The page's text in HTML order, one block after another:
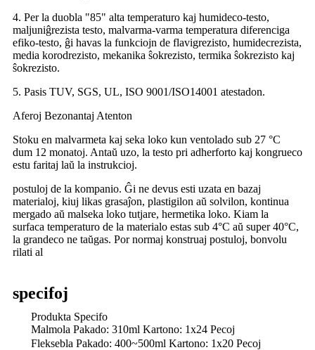
4. Per la duobla "85" alta temperaturo kaj humideco-testo,
maljuniĝrezista testo, malvarma-varma temperatura diferenciga
efiko-testo, ĝi havas la funkciojn de flavigrezisto, humidecrezista,
media korodrezisto, mekanika ŝokrezisto, termika ŝokrezisto kaj
ŝokrezisto.
5. Pasis TUV, SGS, UL, ISO 9001/ISO14001 atestadon.
Aferoj Bezonantaj Atenton
Stoku en malvarmeta kaj seka loko kun ventolado sub 27 °C
dum 12 monatoj. Antaŭ uzo, la testo pri adherforto kaj kongrueco
estu faritaj laŭ la instrukcioj.
postuloj de la kompanio. Ĝi ne devus esti uzata en bazaj
materialoj, kiuj likas grasaĵon, plastigilon aŭ solvilon, kontinua
mergado aŭ malseka loko tutjare, hermetika loko. Kiam la
surfaca temperaturo de la materialo estas sub 4°C aŭ super 40°C,
la grandeco ne taŭgas. Por normaj konstruaj postuloj, bonvolu
rilati al
specifoj
Produkta Specifo
Malmola Pakado: 310ml Kartono: 1x24 Pecoj
Fleksebla Pakado: 400~500ml Kartono: 1x20 Pecoj